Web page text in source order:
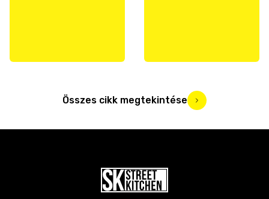
Összes cikk megtekintése